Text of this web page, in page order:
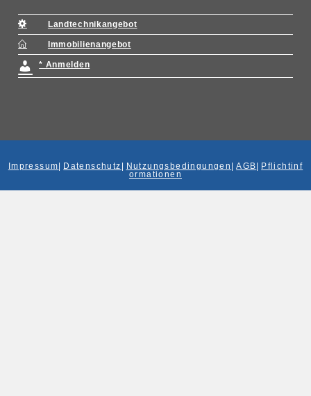
Landtechnikangebot
Immobilienangebot
* Anmelden
Impressum Datenschutz Nutzungsbedingungen |AGB
Pflichtinf
ormationen